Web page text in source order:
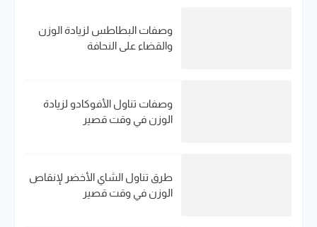
وصفات البطاطس لزيادة الوزن
والقضاء على النحافة
وصفات تناول الأفوكادو لزيادة
الوزن في وقت قصير
طرق تناول الشاي الأخضر لإنقاص
الوزن في وقت قصير